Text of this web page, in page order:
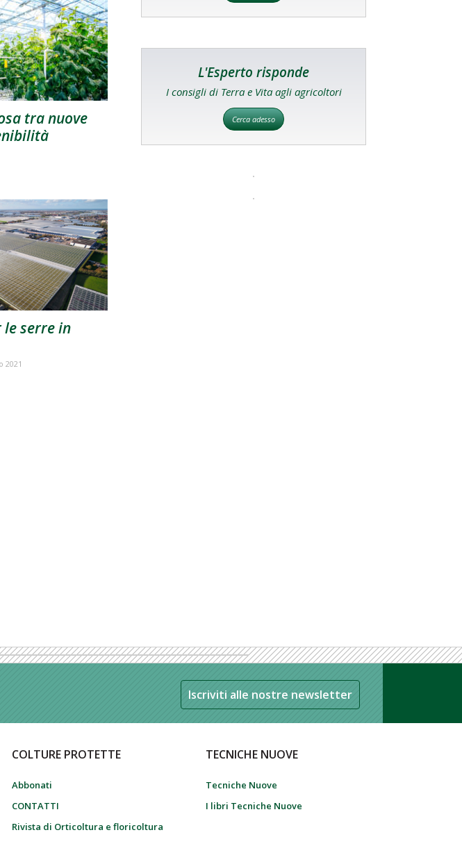
tra nuove
le serre in
2021
L'Esperto risponde
I consigli di Terra e Vita agli agricoltori
Cerca adesso
Iscriviti alle nostre newsletter
COLTURE PROTETTE
Abbonati
CONTATTI
Rivista di Orticoltura e floricoltura
TECNICHE NUOVE
Tecniche Nuove
I libri Tecniche Nuove